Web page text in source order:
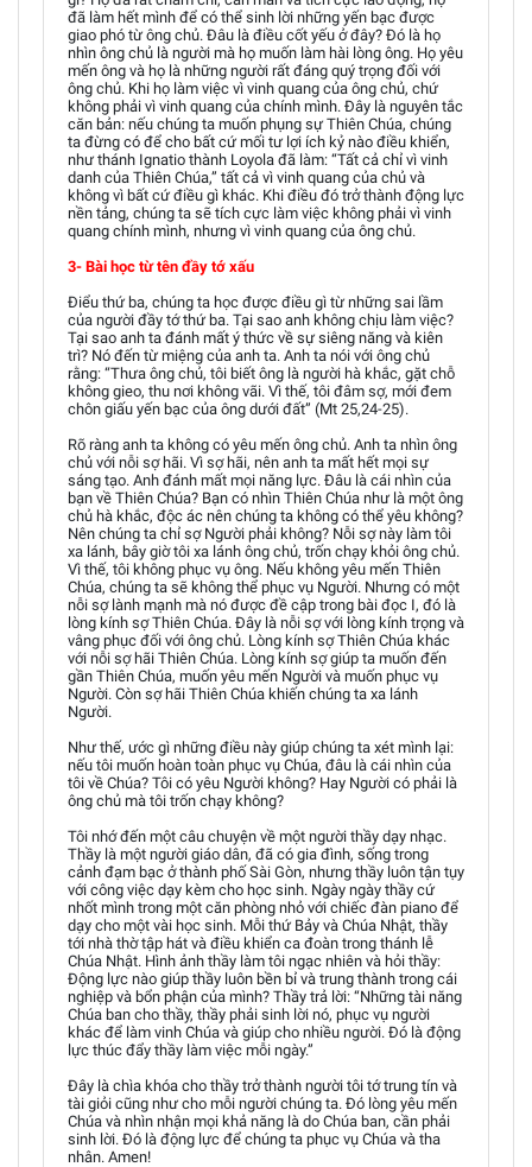
đã làm hết mình để có thể sinh lời những yến bạc được
giao phó từ ông chủ. Đâu là điều cốt yếu ở đây? Đó là họ
nhìn ông chủ là người mà họ muốn làm hài lòng ông. Họ yêu
mến ông và họ là những người rất đáng quý trọng đối với
ông chủ. Khi họ làm việc vì vinh quang của ông chủ, chứ
không phải vì vinh quang của chính mình. Đây là nguyên tắc
căn bản: nếu chúng ta muốn phụng sự Thiên Chúa, chúng
ta đừng có để cho bất cứ mối tư lợi ích kỷ nào điều khiển,
như thánh Ignatio thành Loyola đã làm: “Tất cả chỉ vì vinh
danh của Thiên Chúa,” tất cả vì vinh quang của chủ và
không vì bất cứ điều gì khác. Khi điều đó trở thành động lực
nền tảng, chúng ta sẽ tích cực làm việc không phải vì vinh
quang chính mình, nhưng vì vinh quang của ông chủ.
3- Bài học từ tên đầy tớ xấu
Điểu thứ ba, chúng ta học được điều gì từ những sai lầm
của người đầy tớ thứ ba. Tại sao anh không chịu làm việc?
Tại sao anh ta đánh mất ý thức về sự siêng năng và kiên
trì? Nó đến từ miệng của anh ta. Anh ta nói với ông chủ
rằng: “Thưa ông chủ, tôi biết ông là người hà khắc, gặt chỗ
không gieo, thu nơi không vãi. Vì thế, tôi đâm sợ, mới đem
chôn giấu yến bạc của ông dưới đất” (Mt 25,24-25).
Rõ ràng anh ta không có yêu mến ông chủ. Anh ta nhìn ông
chủ với nỗi sợ hãi. Vì sợ hãi, nên anh ta mất hết mọi sự
sáng tạo. Anh đánh mất mọi năng lực. Đâu là cái nhìn của
bạn về Thiên Chúa? Bạn có nhìn Thiên Chúa như là một ông
chủ hà khắc, độc ác nên chúng ta không có thể yêu không?
Nên chúng ta chỉ sợ Người phải không? Nỗi sợ này làm tôi
xa lánh, bây giờ tôi xa lánh ông chủ, trốn chạy khỏi ông chủ.
Vì thế, tôi không phục vụ ông. Nếu không yêu mến Thiên
Chúa, chúng ta sẽ không thể phục vụ Người. Nhưng có một
nỗi sợ lành mạnh mà nó được đề cập trong bài đọc I, đó là
lòng kính sợ Thiên Chúa. Đây là nỗi sợ với lòng kính trọng và
vâng phục đối với ông chủ. Lòng kính sợ Thiên Chúa khác
với nỗi sợ hãi Thiên Chúa. Lòng kính sợ giúp ta muốn đến
gần Thiên Chúa, muốn yêu mến Người và muốn phục vụ
Người. Còn sợ hãi Thiên Chúa khiến chúng ta xa lánh
Người.
Như thế, ước gì những điều này giúp chúng ta xét mình lại:
nếu tôi muốn hoàn toàn phục vụ Chúa, đâu là cái nhìn của
tôi về Chúa? Tôi có yêu Người không? Hay Người có phải là
ông chủ mà tôi trốn chạy không?
Tôi nhớ đến một câu chuyện về một người thầy dạy nhạc.
Thầy là một người giáo dân, đã có gia đình, sống trong
cảnh đạm bạc ở thành phố Sài Gòn, nhưng thầy luôn tận tụy
với công việc dạy kèm cho học sinh. Ngày ngày thầy cứ
nhốt mình trong một căn phòng nhỏ với chiếc đàn piano để
dạy cho một vài học sinh. Mỗi thứ Bảy và Chúa Nhật, thầy
tới nhà thờ tập hát và điều khiển ca đoàn trong thánh lễ
Chúa Nhật. Hình ảnh thầy làm tôi ngạc nhiên và hỏi thầy:
Động lực nào giúp thầy luôn bền bỉ và trung thành trong cái
nghiệp và bổn phận của mình? Thầy trả lời: “Những tài năng
Chúa ban cho thầy, thầy phải sinh lời nó, phục vụ người
khác để làm vinh Chúa và giúp cho nhiều người. Đó là động
lực thúc đẩy thầy làm việc mỗi ngày.”
Đây là chìa khóa cho thầy trở thành người tôi tớ trung tín và
tài giỏi cũng như cho mỗi người chúng ta. Đó lòng yêu mến
Chúa và nhìn nhận mọi khả năng là do Chúa ban, cần phải
sinh lời. Đó là động lực để chúng ta phục vụ Chúa và tha
nhân. Amen!